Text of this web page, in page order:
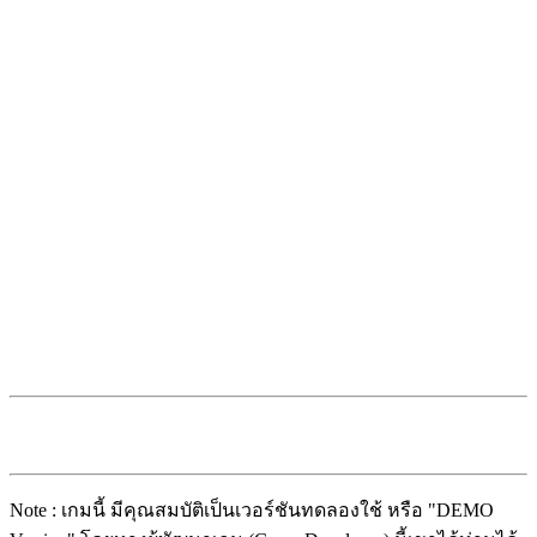
Note : เกมนี้ มีคุณสมบัติเป็นเวอร์ชันทดลองใช้ หรือ "DEMO